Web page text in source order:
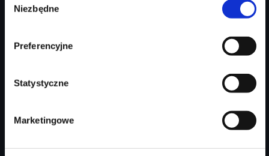
zgody
Niezbędne
Preferencyjne
Statystyczne
Marketingowe
Zapytaj o ofertę Szczegóły